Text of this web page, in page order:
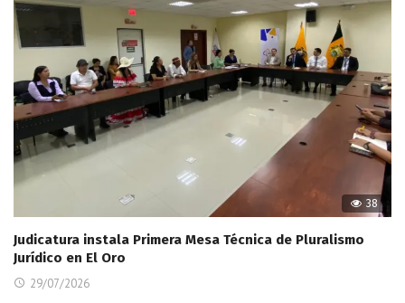
38
Judicatura instala Primera Mesa Técnica de Pluralismo
Jurídico en El Oro
29/07/2026